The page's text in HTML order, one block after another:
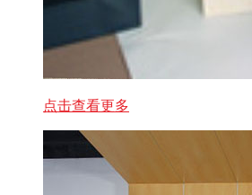
点击查看更多